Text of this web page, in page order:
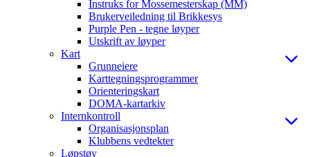
Instruks for Mossemesterskap (MM)
Brukerveiledning til Brikkesys
Purple Pen - tegne løyper
Utskrift av løyper
Kart
Grunneiere
Karttegningsprogrammer
Orienteringskart
DOMA-kartarkiv
Internkontroll
Organisasjonsplan
Klubbens vedtekter
Løpstøy